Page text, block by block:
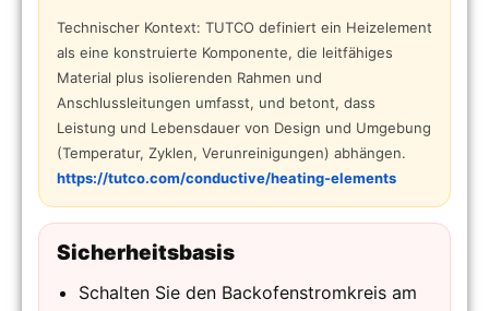
Technischer Kontext: TUTCO definiert ein Heizelement
als eine konstruierte Komponente, die leitfähiges
Material plus isolierenden Rahmen und
Anschlussleitungen umfasst, und betont, dass
Leistung und Lebensdauer von Design und Umgebung
(Temperatur, Zyklen, Verunreinigungen) abhängen.
https://tutco.com/conductive/heating-elements
Sicherheitsbasis
Schalten Sie den Backofenstromkreis am